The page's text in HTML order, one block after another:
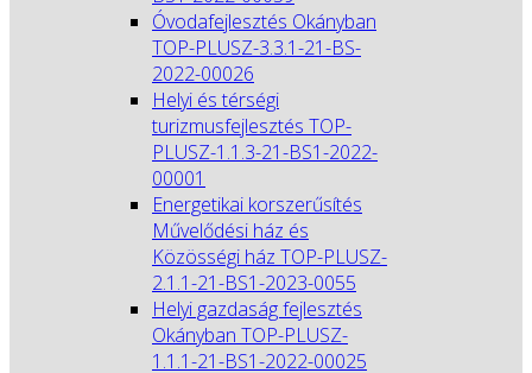
Óvodafejlesztés Okányban
TOP-PLUSZ-3.3.1-21-BS-
2022-00026
Helyi és térségi
turizmusfejlesztés TOP-
PLUSZ-1.1.3-21-BS1-2022-
00001
Energetikai korszerűsítés
Művelődési ház és
Közösségi ház TOP-PLUSZ-
2.1.1-21-BS1-2023-0055
Helyi gazdaság fejlesztés
Okányban TOP-PLUSZ-
1.1.1-21-BS1-2022-00025